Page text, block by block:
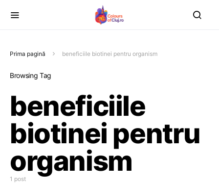
Prima pagină beneficiile biotinei pentru organism
Browsing Tag
beneficiile
biotinei pentru
organism
1 post